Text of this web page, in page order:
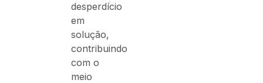
desperdício
em
solução,
contribuindo
com o
meio